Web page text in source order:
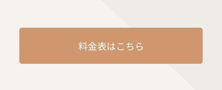
料金表はこちら